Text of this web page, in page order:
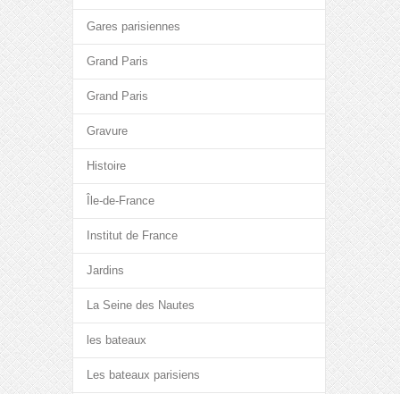
Gares parisiennes
Grand Paris
Grand Paris
Gravure
Histoire
Île-de-France
Institut de France
Jardins
La Seine des Nautes
les bateaux
Les bateaux parisiens